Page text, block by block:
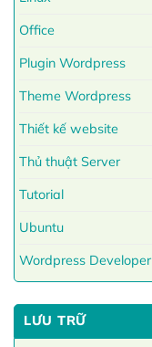
Office
Plugin Wordpress
Theme Wordpress
Thiết kế website
Thủ thuật Server
Tutorial
Ubuntu
Wordpress Developer
LƯU TRỮ